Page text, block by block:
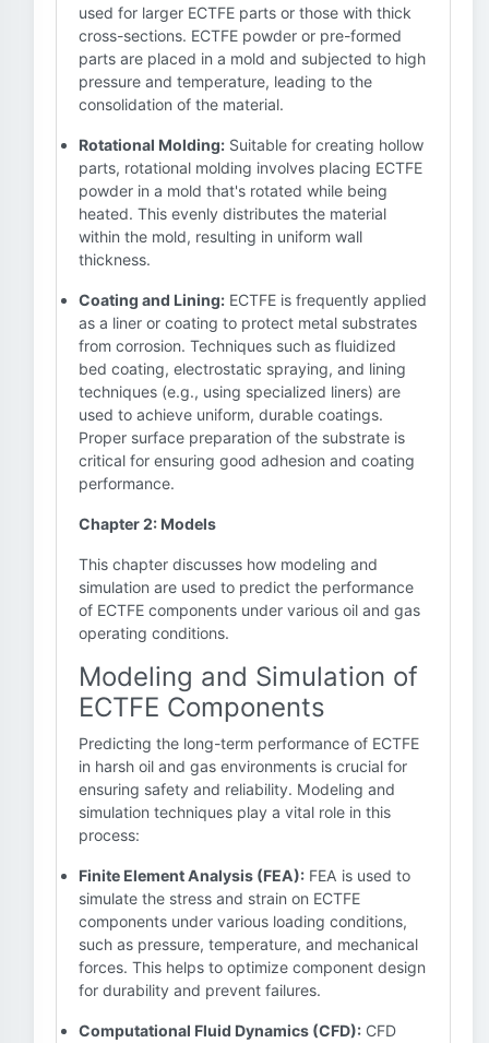
used for larger ECTFE parts or those with thick
cross-sections. ECTFE powder or pre-formed
parts are placed in a mold and subjected to high
pressure and temperature, leading to the
consolidation of the material.
Rotational Molding: Suitable for creating hollow
parts, rotational molding involves placing ECTFE
powder in a mold that's rotated while being
heated. This evenly distributes the material
within the mold, resulting in uniform wall
thickness.
Coating and Lining: ECTFE is frequently applied
as a liner or coating to protect metal substrates
from corrosion. Techniques such as fluidized
bed coating, electrostatic spraying, and lining
techniques (e.g., using specialized liners) are
used to achieve uniform, durable coatings.
Proper surface preparation of the substrate is
critical for ensuring good adhesion and coating
performance.
Chapter 2: Models
This chapter discusses how modeling and
simulation are used to predict the performance
of ECTFE components under various oil and gas
operating conditions.
Modeling and Simulation of
ECTFE Components
Predicting the long-term performance of ECTFE
in harsh oil and gas environments is crucial for
ensuring safety and reliability. Modeling and
simulation techniques play a vital role in this
process:
Finite Element Analysis (FEA): FEA is used to
simulate the stress and strain on ECTFE
components under various loading conditions,
such as pressure, temperature, and mechanical
forces. This helps to optimize component design
for durability and prevent failures.
Computational Fluid Dynamics (CFD): CFD